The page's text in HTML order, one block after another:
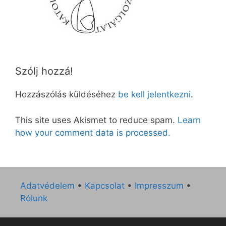
Szólj hozzá!
Hozzászólás küldéséhez be kell jelentkezni.
This site uses Akismet to reduce spam. Learn
how your comment data is processed.
Adatvédelem • Kapcsolat • Impresszum •
Rólunk